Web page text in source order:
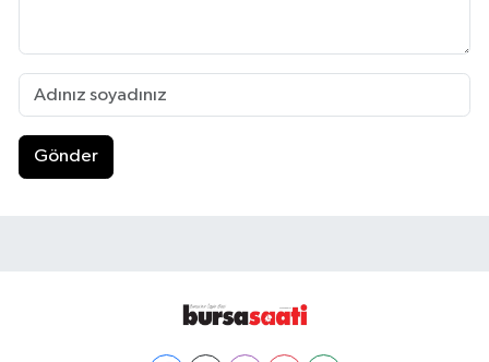
Gönder